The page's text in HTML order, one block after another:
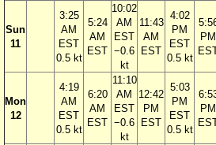
Sun
11
3:25
AM
EST
0.5 kt
5:24
AM
EST
10:02
AM
EST
−0.6
kt
11:43
AM
EST
4:02
PM
EST
0.5 kt
PM
Mon
12
4:19
AM
EST
0.5 kt
6:20
AM
EST
11:10
AM
EST
−0.6
kt
12:42
PM
EST
5:03
PM
EST
0.5 kt
PM